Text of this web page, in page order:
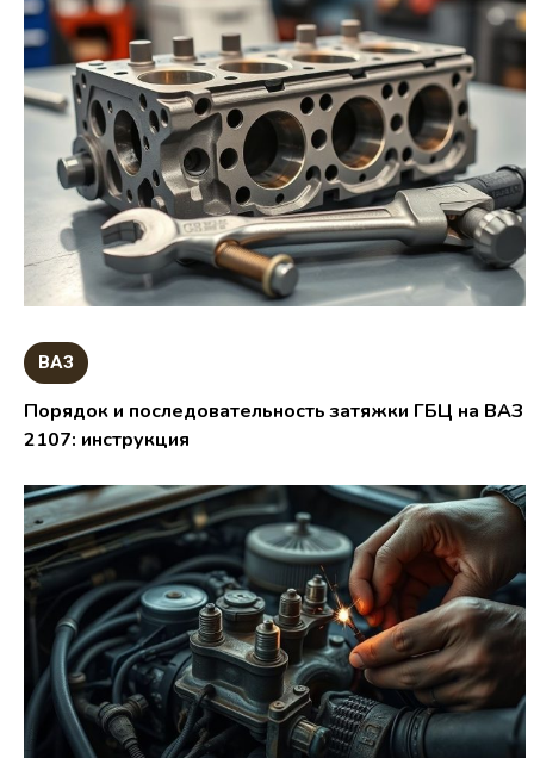
ВАЗ
Порядок и последовательность затяжки ГБЦ на ВАЗ
2107: инструкция